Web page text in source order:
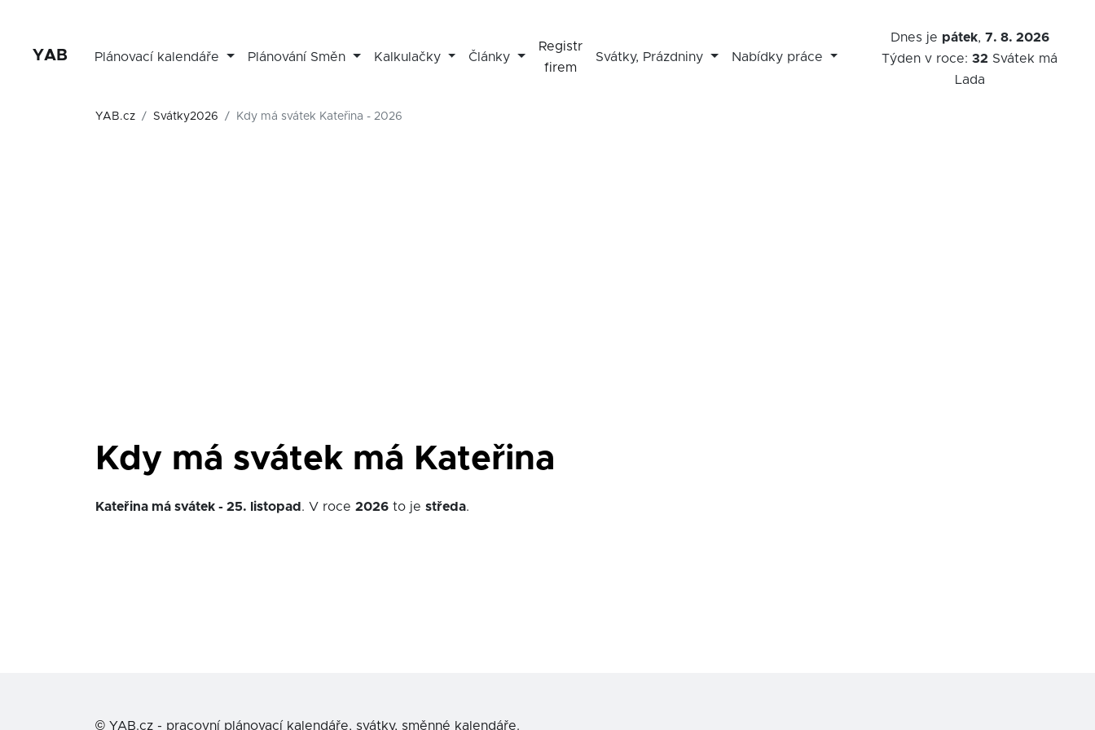
YAB Plánovací kalendáře Plánování Směn Kalkulačky Články
Registr
firem
Svátky, Prázdniny Nabídky práce
Dnes je pátek, 7. 8. 2026
Týden v roce:32 Svátek má
Lada
YAB.cz Svátky2026 Kdy má svátek Kateřina - 2026
Kdy má svátek má Kateřina
Kateřina má svátek - 25. listopad . V roce 2026 to je středa.
© YAB.cz - pracovní plánovací kalendáře, svátky, směnné kalendáře.